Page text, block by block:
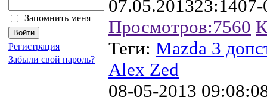
Запомнить меня
Регистрация
Забыли свой пароль?
07.05.201323:14
Просмотров:7560
Теги: Mazda 3
Alex Zed
08-05-2013